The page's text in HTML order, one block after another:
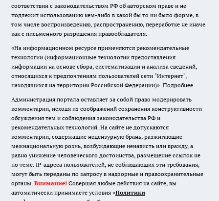
соответствии с законодательством РФ об авторском праве и не
подлежит использованию кем-либо в какой бы то ни было форме, в
том числе воспроизведению, распространению, переработке не иначе
как с письменного разрешения правообладателя.
«На информационном ресурсе применяются рекомендательные
технологии (информационные технологии предоставления
информации на основе сбора, систематизации и анализа сведений,
относящихся к предпочтениям пользователей сети "Интернет",
находящихся на территории Российской Федерации)». Подробнее
Администрация портала оставляет за собой право модерировать
комментарии, исходя из соображений сохранения конструктивности
обсуждения тем и соблюдения законодательства РФ и
рекомендательных технологий. На сайте не допускаются
комментарии, содержащие нецензурную брань, разжигающие
межнациональную рознь, возбуждающие ненависть или вражду, а
равно унижение человеческого достоинства, размещение ссылок не
по теме. IP-адреса пользователей, не соблюдающих эти требования,
могут быть переданы по запросу в надзорные и правоохранительные
органы. Внимание! Совершая любые действия на сайте, вы
автоматически принимаете условия «Политики